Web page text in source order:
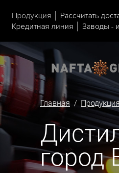
Продукция Рассчитать
Кредитная линия
Заводы -
Главная /
город